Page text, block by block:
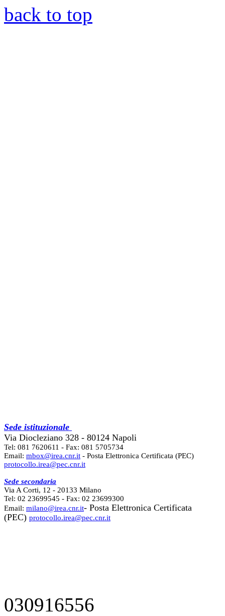
back to top
Sede istituzionale
Via Diocleziano 328 - 80124 Napoli
Tel: 081 7620611 - Fax: 081 5705734
Email: mbox@irea.cnr.it - Posta Elettronica Certificata (PEC)
protocollo.irea@pec.cnr.it
Sede secondaria
Via A Corti, 12 - 20133 Milano
Tel: 02 23699545 - Fax: 02 23699300
Email: milano@irea.cnr.it- Posta Elettronica Certificata
(PEC) protocollo.irea@pec.cnr.it
030916556